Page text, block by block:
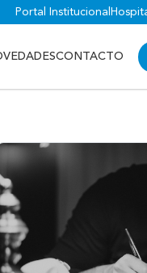
Portal Institucional
CONTACTO